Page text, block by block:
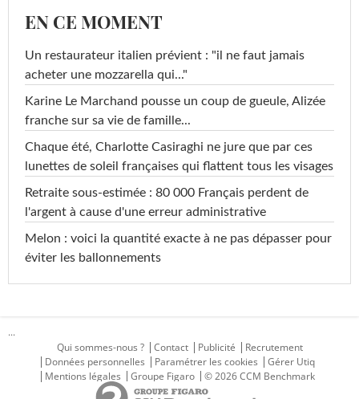
EN CE MOMENT
Un restaurateur italien prévient : "il ne faut jamais
acheter une mozzarella qui..."
Karine Le Marchand pousse un coup de gueule, Alizée
franche sur sa vie de famille...
Chaque été, Charlotte Casiraghi ne jure que par ces
lunettes de soleil françaises qui flattent tous les visages
Retraite sous-estimée : 80 000 Français perdent de
l'argent à cause d'une erreur administrative
Melon : voici la quantité exacte à ne pas dépasser pour
éviter les ballonnements
...
Qui sommes-nous ?
Contact Publicité
Recrutement
Données personnelles
Paramétrer les cookies
Gérer Utiq
Mentions légales
Groupe Figaro © 2026 CCM Benchmark